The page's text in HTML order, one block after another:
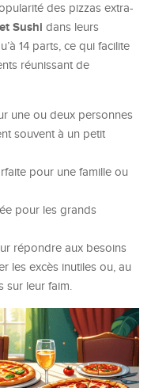
des pizzas extra-
Sushi dans leurs
14 parts, ce qui facilite
réunissant de
une ou deux personnes
souvent à un petit
pour une famille ou
pour les grands
répondre aux besoins
les excès inutiles ou, au
sur leur faim.